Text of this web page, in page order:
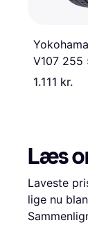
V107 255
1.111 kr.
Læs
Laveste
lige nu